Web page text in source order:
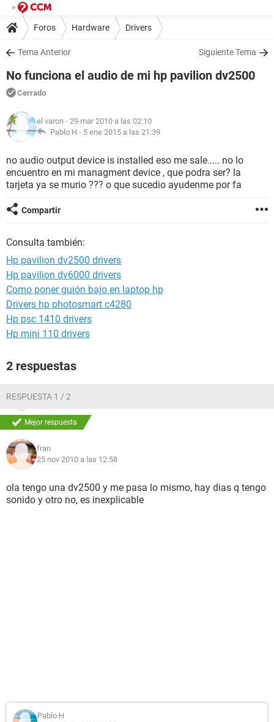
Foros Hardware Drivers
Tema Anterior Siguiente Tema
No funciona el audio de mi hp pavilion dv2500
Cerrado
el varon - 29 mar 2010 a las 02:10
Pablo H - 5 ene 2015 a las 21:39
no audio output device is installed eso me sale..... no lo
encuentro en mi managment device , que podra ser? la
tarjeta ya se murio ??? o que sucedio ayudenme por fa
Compartir
Consulta también:
Hp pavilion dv2500 drivers
Hp pavilion dv6000 drivers
Como poner guión bajo en laptop hp
Drivers hp photosmart c4280
Hp psc 1410 drivers
Hp mini 110 drivers
2 respuestas
RESPUESTA 1 / 2
Mejor respuesta
fran
25 nov 2010 a las 12:58
ola tengo una dv2500 y me pasa lo mismo, hay dias q tengo
sonido y otro no, es inexplicable
Pablo H